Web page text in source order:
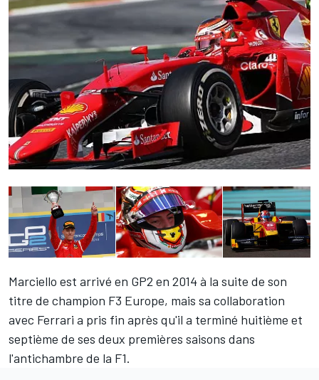
Marciello est arrivé en GP2 en 2014 à la suite de son
titre de champion F3 Europe, mais sa collaboration
avec Ferrari a pris fin après qu'il a terminé huitième et
septième de ses deux premières saisons dans
l'antichambre de la F1.